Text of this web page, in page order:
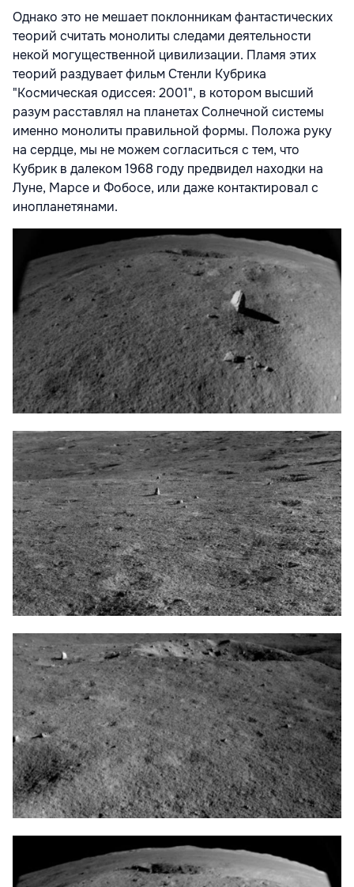
Однако это не мешает поклонникам фантастических
теорий считать монолиты следами деятельности
некой могущественной цивилизации. Пламя этих
теорий раздувает фильм Стенли Кубрика
"Космическая одиссея: 2001", в котором высший
разум расставлял на планетах Солнечной системы
именно монолиты правильной формы. Положа руку
на сердце, мы не можем согласиться с тем, что
Кубрик в далеком 1968 году предвидел находки на
Луне, Марсе и Фобосе, или даже контактировал с
инопланетянами.